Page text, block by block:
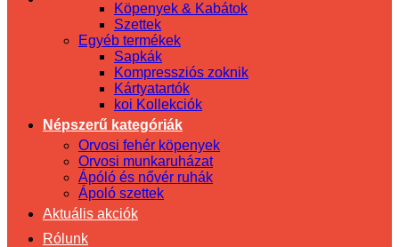
Köpenyek & Kabátok
Szettek
Egyéb termékek
Sapkák
Kompressziós zoknik
Kártyatartók
koi Kollekciók
Népszerű kategóriák
Orvosi fehér köpenyek
Orvosi munkaruházat
Ápóló és nővér ruhák
Ápoló szettek
Aktuális akciók
Rólunk